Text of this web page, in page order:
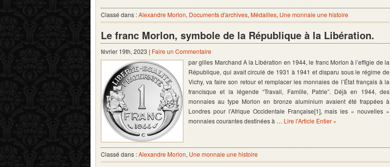
Classé dans :Alexandre Morlon, Documents d'archives, Médailles, Une monnaie une histoire
Le franc Morlon, symbole de la République à la Libération.
février 19th, 2023 | Faire un Commentaire
par gilles Marchand A la Libération en 1944, le franc Morlon à l’effigie de la
République, qui avait circulé de 1931 à 1941 et disparu sous le régime de
Vichy, va faire son retour et remplacer les monnaies de l’État français à la
francisque et la légende “Travail, Famille, Patrie”. Déjà en 1944, des
monnaies au type Morlon en bronze aluminium avaient été frappées à
Londres pour l’Afrique Occidentale Française[1], mais les « nouvelles »
monnaies courantes destinées à … Lire l'Article Entier »
Classé dans :Alexandre Morlon, Une monnaie une histoire